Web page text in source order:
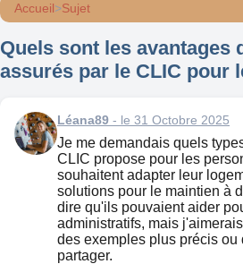
Accueil>Sujet
Quels sont les avantages
assurés par le CLIC pour
Léana89 - le 31 Octobre 2025
Je me demandais quels
CLIC propose pour les
souhaitent adapter leur
solutions pour le maintien à
dire qu'ils pouvaient aider
administratifs, mais
des exemples plus précis ou
partager.